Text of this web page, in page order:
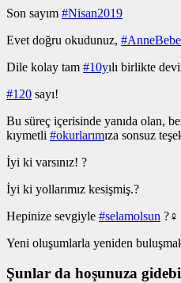
Son sayım #Nisan2019
Evet doğru okudunuz,
Dile kolay tam #10yılı birlikte
#120 sayı!
Bu süreç içerisinde yanıda olan,
kıymetli #okurlarımıza sonsuz
İyi ki varsınız! ?
İyi ki yollarımız kesişmiş.?
Hepinize sevgiyle #selamolsun ?‍♀️
Yeni oluşumlarla yeniden
Şunlar da hoşunuza